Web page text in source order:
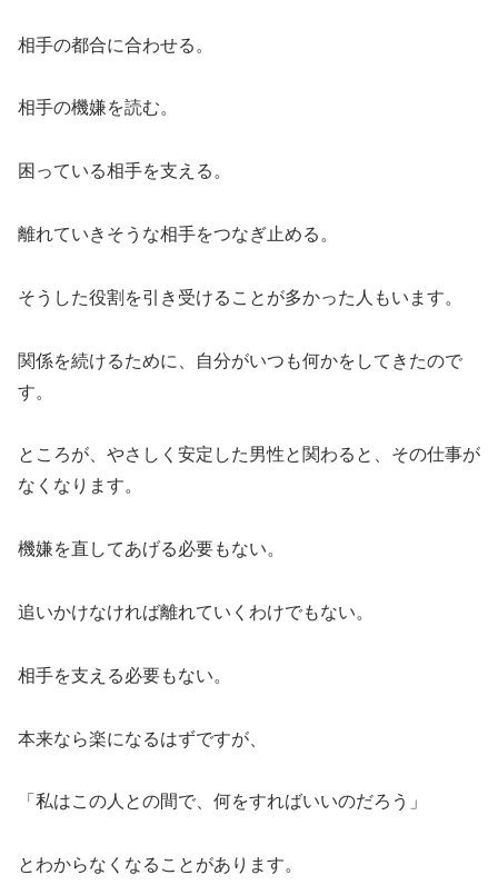
相手の都合に合わせる。
相手の機嫌を読む。
困っている相手を支える。
離れていきそうな相手をつなぎ止める。
そうした役割を引き受けることが多かった人もいます。
関係を続けるために、自分がいつも何かをしてきたので
す。
ところが、やさしく安定した男性と関わると、その仕事が
なくなります。
機嫌を直してあげる必要もない。
追いかけなければ離れていくわけでもない。
相手を支える必要もない。
本来なら楽になるはずですが、
「私はこの人との間で、何をすればいいのだろう」
とわからなくなることがあります。